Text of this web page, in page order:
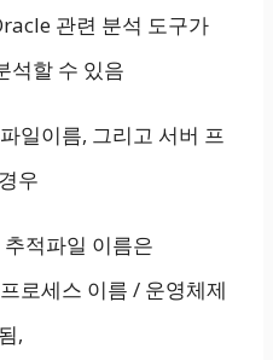
관련 분석 도구가
석할 수 있음
일이름, 그리고 서버 프
우
적파일 이름은
로세스 이름 / 운영체제
,